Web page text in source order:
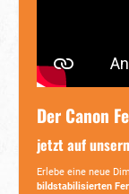
Der Canon
jetzt auf
Erlebe eine neue
bildstabilisierten